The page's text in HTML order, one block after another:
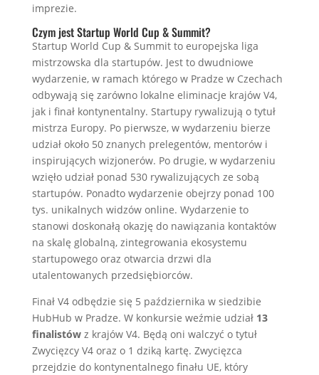
imprezie.
Czym jest Startup World Cup & Summit?
Startup World Cup & Summit to europejska liga
mistrzowska dla startupów. Jest to dwudniowe
wydarzenie, w ramach którego w Pradze w Czechach
odbywają się zarówno lokalne eliminacje krajów V4,
jak i finał kontynentalny. Startupy rywalizują o tytuł
mistrza Europy. Po pierwsze, w wydarzeniu bierze
udział około 50 znanych prelegentów, mentorów i
inspirujących wizjonerów. Po drugie, w wydarzeniu
wzięło udział ponad 530 rywalizujących ze sobą
startupów. Ponadto wydarzenie obejrzy ponad 100
tys. unikalnych widzów online. Wydarzenie to
stanowi doskonałą okazję do nawiązania kontaktów
na skalę globalną, zintegrowania ekosystemu
startupowego oraz otwarcia drzwi dla
utalentowanych przedsiębiorców.
Finał V4 odbędzie się 5 października w siedzibie
HubHub w Pradze. W konkursie weźmie udział 13
finalistówz krajów V4. Będą oni walczyć o tytuł
Zwycięzcy V4 oraz o 1 dziką kartę. Zwycięzca
przejdzie do kontynentalnego finału UE, który